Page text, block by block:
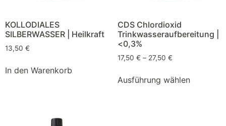
KOLLODIALES
SILBERWASSER | Heilkraft
13,50 €
In den Warenkorb
CDS Chlordioxid
Trinkwasseraufbereitung |
<0,3%
17,50 € – 27,50 €
Ausführung wählen